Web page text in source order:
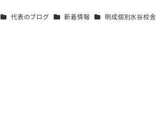
カテゴリー
代表のブログ カテゴリー
新着情報 カテゴリー
明成個別水谷校舎